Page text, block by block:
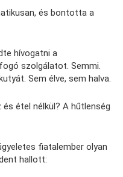
és bontotta a
hívogatni a
szolgálatot. Semmi.
Sem élve, sem halva.
és étel nélkül? A hűtlenség
fiatalember olyan
hallott: